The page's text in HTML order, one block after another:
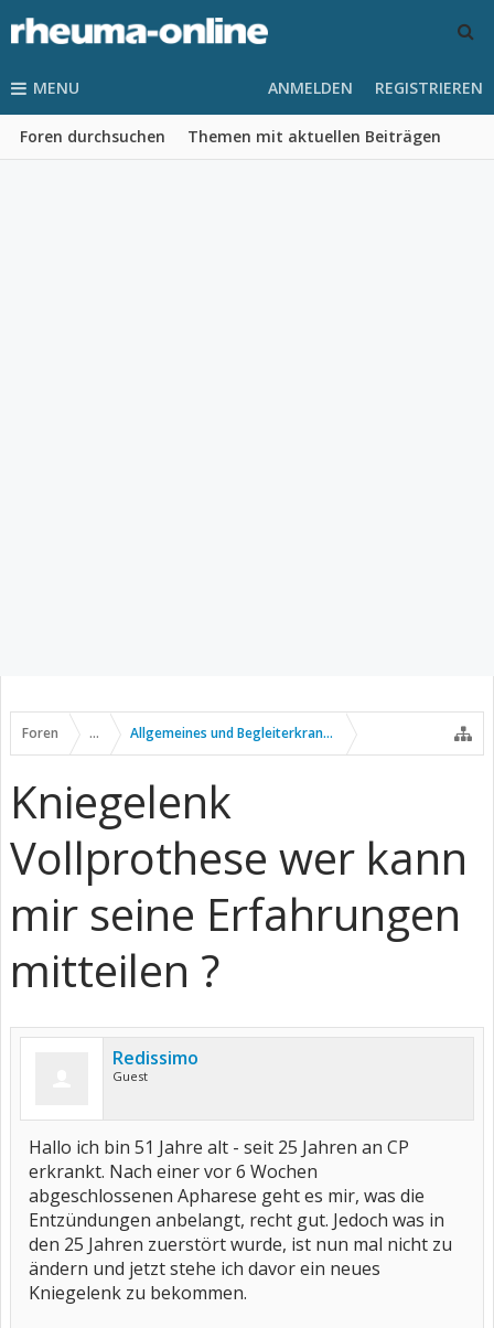
MENU
Foren durchsuchen Themen mit aktuellen Beiträgen
ANMELDEN REGISTRIEREN
Foren ... Allgemeines und Begleiterkrankungen
Kniegelenk
Vollprothese wer kann
mir seine Erfahrungen
mitteilen ?
Redissimo
Guest
Hallo ich bin 51 Jahre alt - seit 25 Jahren an CP
erkrankt. Nach einer vor 6 Wochen
abgeschlossenen Apharese geht es mir, was die
Entzündungen anbelangt, recht gut. Jedoch was in
den 25 Jahren zuerstört wurde, ist nun mal nicht zu
ändern und jetzt stehe ich davor ein neues
Kniegelenk zu bekommen.